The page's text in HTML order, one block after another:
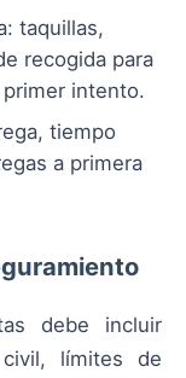
taquillas,
recogida para
intento.
tiempo
a primera
debe incluir
civil, límites de